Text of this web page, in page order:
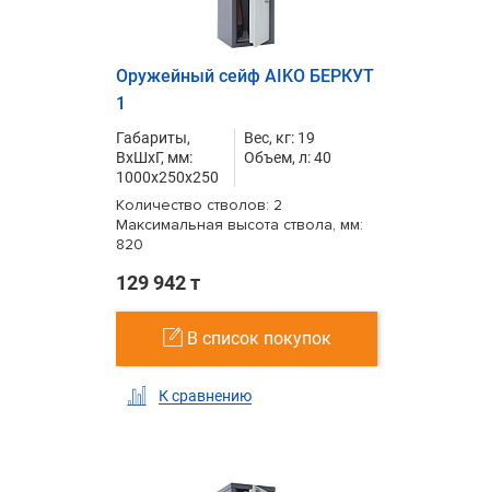
Оружейный сейф AIKO БЕРКУТ
1
Габариты,
ВxШxГ, мм:
1000x250x250
Вес, кг: 19
Объем, л: 40
Количество стволов: 2
Максимальная высота ствола, мм:
820
129 942 т
В список покупок
К сравнению